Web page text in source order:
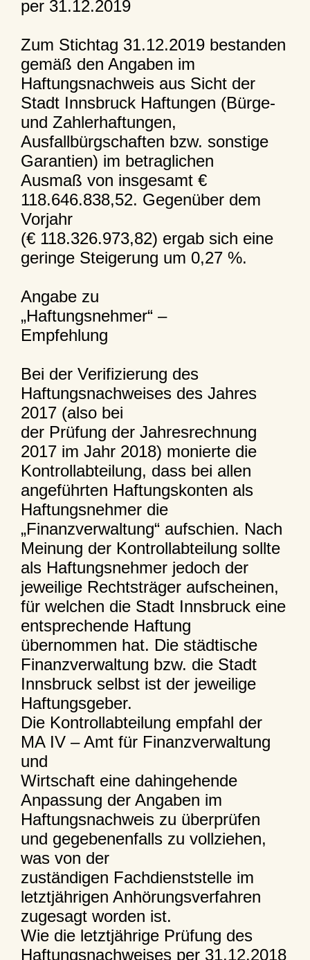
per 31.12.2019
Zum Stichtag 31.12.2019 bestanden
gemäß den Angaben im
Haftungsnachweis aus Sicht der
Stadt Innsbruck Haftungen (Bürge-
und Zahlerhaftungen,
Ausfallbürgschaften bzw. sonstige
Garantien) im betraglichen
Ausmaß von insgesamt €
118.646.838,52. Gegenüber dem
Vorjahr
(€ 118.326.973,82) ergab sich eine
geringe Steigerung um 0,27 %.
Angabe zu
„Haftungsnehmer“ –
Empfehlung
Bei der Verifizierung des
Haftungsnachweises des Jahres
2017 (also bei
der Prüfung der Jahresrechnung
2017 im Jahr 2018) monierte die
Kontrollabteilung, dass bei allen
angeführten Haftungskonten als
Haftungsnehmer die
„Finanzverwaltung“ aufschien. Nach
Meinung der Kontrollabteilung sollte
als Haftungsnehmer jedoch der
jeweilige Rechtsträger aufscheinen,
für welchen die Stadt Innsbruck eine
entsprechende Haftung
übernommen hat. Die städtische
Finanzverwaltung bzw. die Stadt
Innsbruck selbst ist der jeweilige
Haftungsgeber.
Die Kontrollabteilung empfahl der
MA IV – Amt für Finanzverwaltung
und
Wirtschaft eine dahingehende
Anpassung der Angaben im
Haftungsnachweis zu überprüfen
und gegebenenfalls zu vollziehen,
was von der
zuständigen Fachdienststelle im
letztjährigen Anhörungsverfahren
zugesagt worden ist.
Wie die letztjährige Prüfung des
Haftungsnachweises per 31.12.2018